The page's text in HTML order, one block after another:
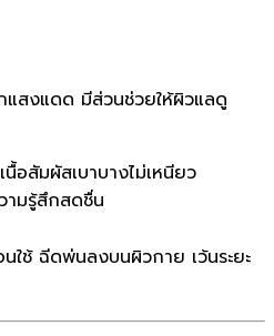
สงแดด มีส่วนช่วยให้ผิวแลดู
เนื้อสัมผัสเบาบางไม่เหนียว
ามรู้สึกสดชื่น
ใช้ ฉีดพ่นลงบนผิวกาย เว้นระยะ